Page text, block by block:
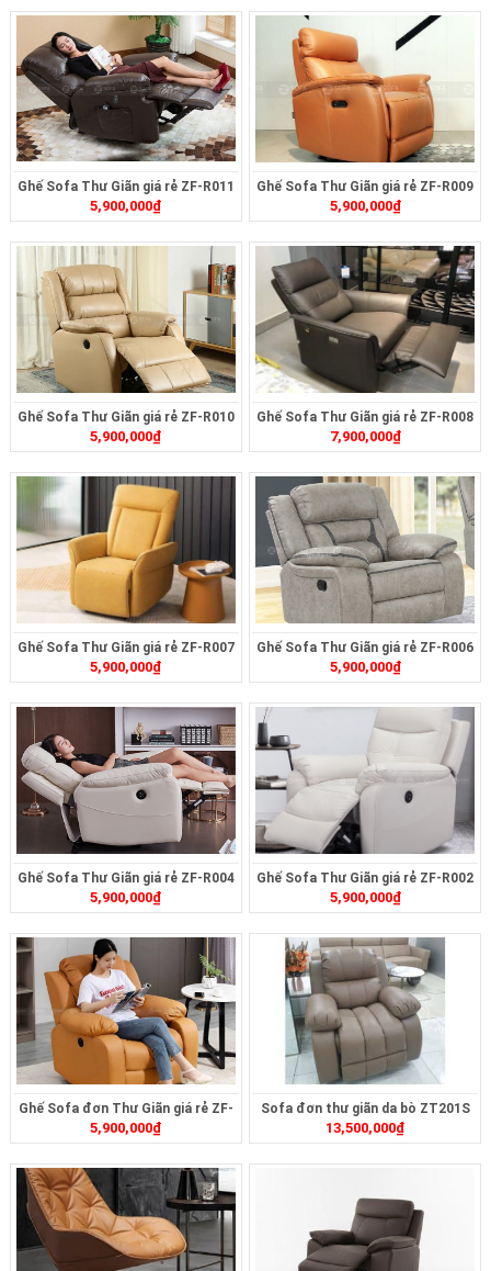
Ghế Sofa Thư Giãn giá rẻ ZF-R011
5,900,000₫
Ghế Sofa Thư Giãn giá rẻ ZF-R009
5,900,000₫
Ghế Sofa Thư Giãn giá rẻ ZF-R010
5,900,000₫
Ghế Sofa Thư Giãn giá rẻ ZF-R008
7,900,000₫
Ghế Sofa Thư Giãn giá rẻ ZF-R007
5,900,000₫
Ghế Sofa Thư Giãn giá rẻ ZF-R006
5,900,000₫
Ghế Sofa Thư Giãn giá rẻ ZF-R004
5,900,000₫
Ghế Sofa Thư Giãn giá rẻ ZF-R002
5,900,000₫
Ghế Sofa đơn Thư Giãn giá rẻ ZF-
R001
5,900,000₫
Sofa đơn thư giãn da bò ZT201S
13,500,000₫